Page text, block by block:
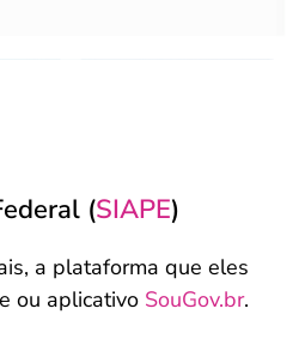
(SIAPE)
a plataforma que eles
ou aplicativo SouGov.br.